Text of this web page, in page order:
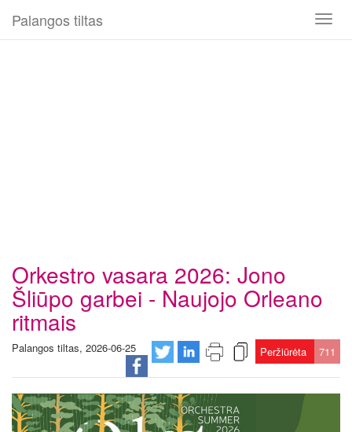
Toggle
Palangos tiltas
Orkestro vasara 2026: Jono
Šliūpo garbei - Naujojo Orleano
ritmais
Palangos tiltas, 2026-06-25 Peržiūrėta 711